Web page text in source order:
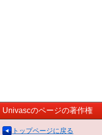
Univascのページの著作権
トップページに戻る